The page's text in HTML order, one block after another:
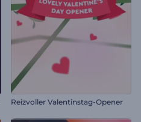
Reizvoller Valentinstag-Opener